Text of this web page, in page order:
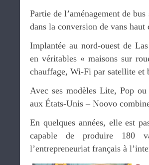
Partie de l’aménagement de
dans la conversion de vans
Implantée au nord-ouest de
en véritables « maisons sur
chauffage, Wi-Fi par satellite et
Avec ses modèles Lite, Pop
aux États-Unis – Noovo
En quelques années, elle est
capable de produire 180
l’entrepreneuriat français à